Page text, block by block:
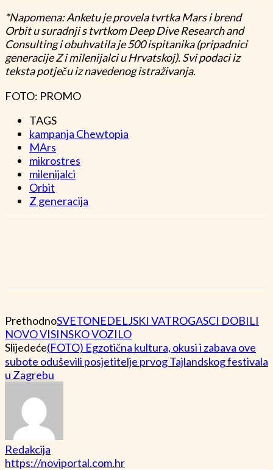
*Napomena: Anketu je provela tvrtka Mars i brend
Orbit u suradnji s tvrtkom Deep Dive Research and
Consulting i obuhvatila je 500 ispitanika (pripadnici
generacije Z i milenijalci u Hrvatskoj). Svi podaci iz
teksta potječu iz navedenog istraživanja.
FOTO: PROMO
TAGS
kampanja Chewtopia
MArs
mikrostres
milenijalci
Orbit
Z generacija
PrethodnoSVETONEDELJSKI VATROGASCI DOBILI
NOVO VISINSKO VOZILO
Slijedeće(FOTO) Egzotična kultura, okusi i zabava ove
subote oduševili posjetitelje prvog Tajlandskog festivala
u Zagrebu
Redakcija
https://noviportal.com.hr